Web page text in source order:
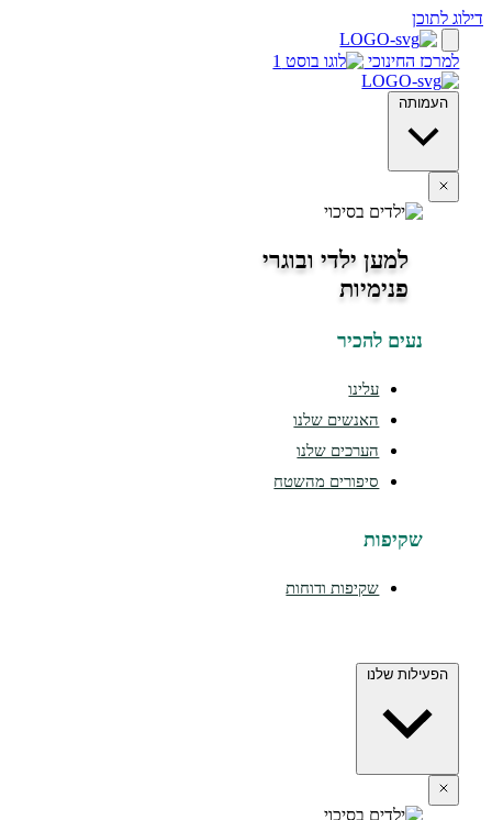
לתוכן
החינוכי
העמותה
למען ילדי ובוגרי
פנימיות
נעים להכיר
עלינו
האנשים שלנו
הערכים שלנו
סיפורים מהשטח
שקיפות
שקיפות ודוחות
הפעילות שלנו